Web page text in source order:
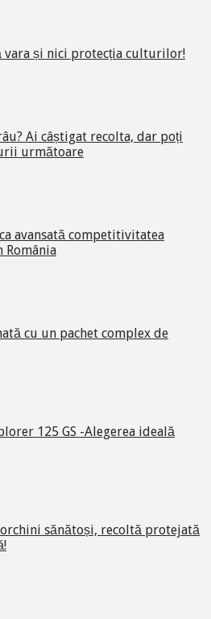
vara și nici protecția culturilor!
Ai câștigat recolta, dar poți
următoare
avansată competitivitatea
cu un pachet complex de
125 GS -Alegerea ideală
sănătoși, recoltă protejată